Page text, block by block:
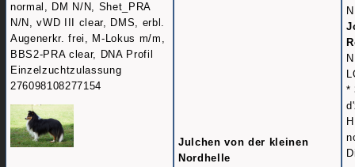
normal, DM N/N, Shet_PRA
N/N, vWD III clear, DMS, erbl.
Augenerkr. frei, M-Lokus m/m,
BBS2-PRA clear, DNA Profil
Einzelzuchtzulassung
276098108277154
Julchen von der kleinen
Nordhelle
*